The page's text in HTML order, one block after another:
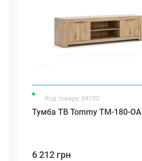
Код товару: 84102
Тумба ТВ Tommy TM-180-OA
6 212 грн